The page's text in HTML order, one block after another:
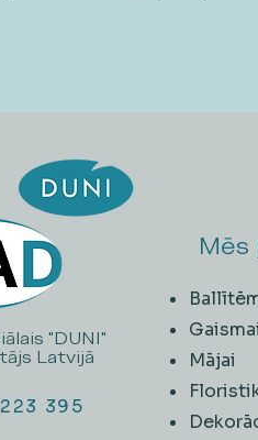
"DUNI"
Latvijā
395
Mēs
Gaismai
Mājai